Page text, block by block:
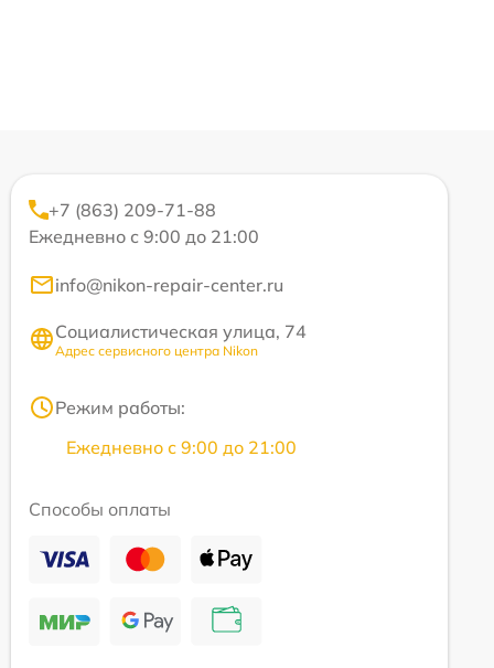
+7 (863) 209-71-88
Ежедневно с 9:00 до 21:00
info@nikon-repair-center.ru
Социалистическая улица, 74
Адрес сервисного центра Nikon
Режим работы:
Ежедневно с 9:00 до 21:00
Способы оплаты